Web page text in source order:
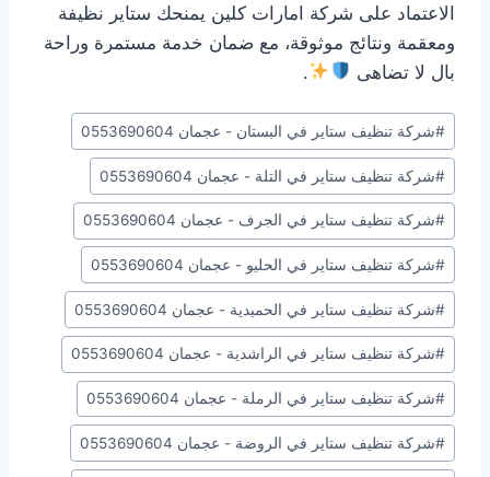
الاعتماد على شركة امارات كلين يمنحك ستاير نظيفة
ومعقمة ونتائج موثوقة، مع ضمان خدمة مستمرة وراحة
بال لا تضاهى
.
وسوم
المقال:
#شركة تنظيف ستاير في البستان - عجمان 0553690604
#شركة تنظيف ستاير في التلة - عجمان 0553690604
#شركة تنظيف ستاير في الجرف - عجمان 0553690604
#شركة تنظيف ستاير في الحليو - عجمان 0553690604
#شركة تنظيف ستاير في الحميدية - عجمان 0553690604
#شركة تنظيف ستاير في الراشدية - عجمان 0553690604
#شركة تنظيف ستاير في الرملة - عجمان 0553690604
#شركة تنظيف ستاير في الروضة - عجمان 0553690604